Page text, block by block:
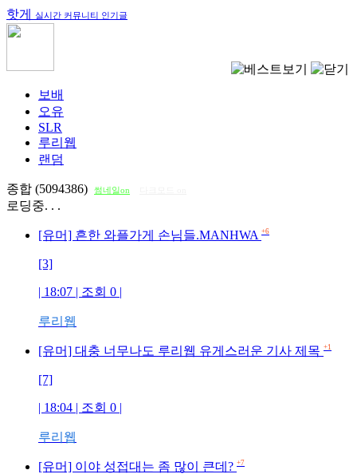
핫게 실시간 커뮤니티 인기글
보배
오유
SLR
루리웹
랜덤
종합 (5094386) 썸네일on
로딩중. . .
[유머] 흔한 와플가게 손님들.MANHWA +6
[3]
| 18:07 | 조회 0 |
루리웹
[유머] 대충 너무나도 루리웹 유게스러운 기사 제목 +1
[7]
| 18:04 | 조회 0 |
루리웹
[유머] 이야 성접대는 좀 많이 큰데? +7